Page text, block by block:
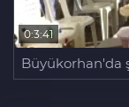
0:3:41
Büyükorhan'da